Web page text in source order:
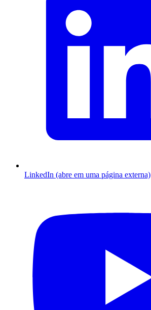
LinkedIn (abre em uma página externa)